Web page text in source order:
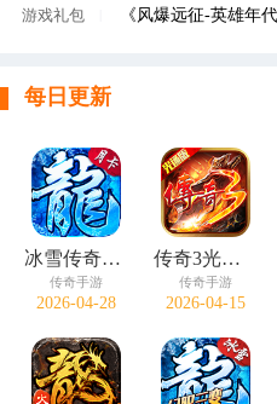
游戏礼包
每日更新
冰雪传奇点卡版
传奇手游
2026-04-28
传奇3光通版
传奇手游
2026-04-15